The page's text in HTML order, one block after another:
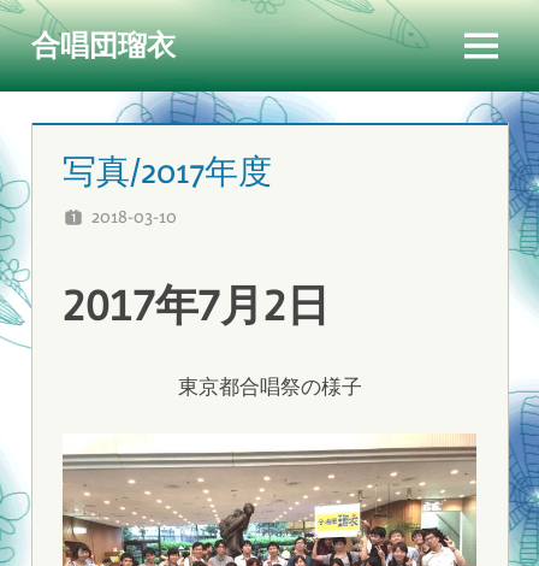
コ
ン
テ
ツ
へ
ス
キ
ッ
プ
合唱団瑠衣
メ
ニ
ュ
写真/2017年度
2018-03-10
2017年7月2日
東京都合唱祭の様子